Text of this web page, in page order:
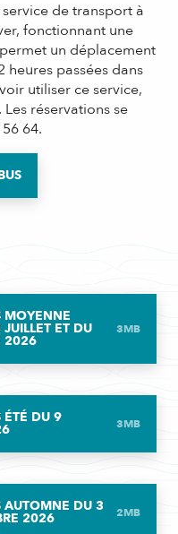
de transport à
fonctionnant une
un déplacement
passées dans
utiliser ce service,
réservations se
64.
MOYENNE
ET DU
2026
3MB
ÉTÉ DU 9 3MB
AUTOMNE DU 3
2026 2MB